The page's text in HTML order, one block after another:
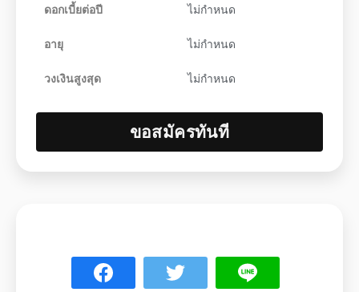
ดอกเบี้ยต่อปี ไม่กำหนด
อายุ ไม่กำหนด
วงเงินสูงสุด ไม่กำหนด
ขอสมัครทันที